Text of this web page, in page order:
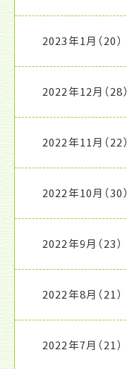
2023年1月 （20）
2022年12月 （28）
2022年11月 （22）
2022年10月 （30）
2022年9月 （23）
2022年8月 （21）
2022年7月 （21）